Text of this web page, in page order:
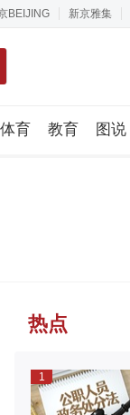
BEIJING 新京雅集
体育 教育 图说
热点
1